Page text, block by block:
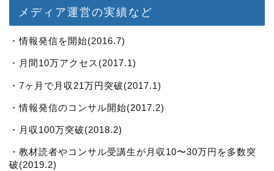
メディア運営の実績など
・情報発信を開始(2016.7)
・月間10万アクセス(2017.1)
・7ヶ月で月収21万円突破(2017.1)
・情報発信のコンサル開始(2017.2)
・月収100万突破(2018.2)
・教材読者やコンサル受講生が月収10〜30万円を多数突
破(2019.2)